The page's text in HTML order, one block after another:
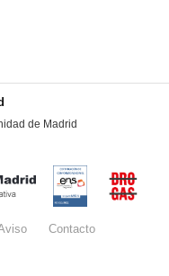
de Madrid
Certificación
conformidad
con el
Nacional de
Seguridad
del
legalContacto